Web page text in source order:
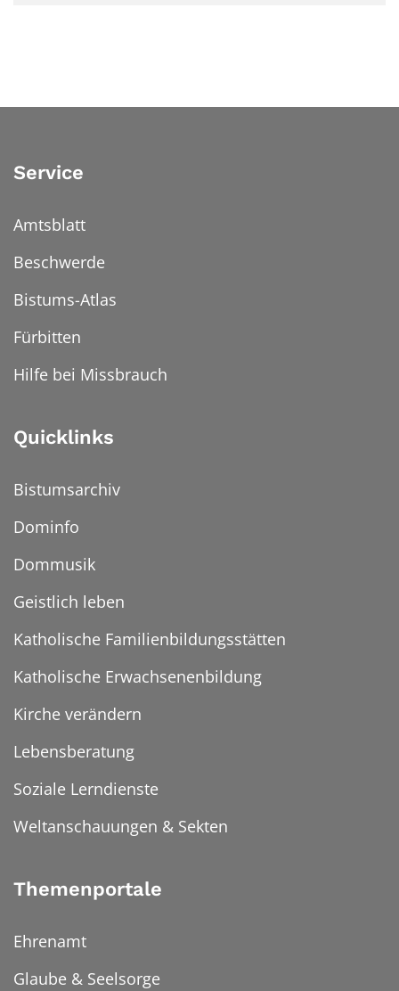
Service
Amtsblatt
Beschwerde
Bistums-Atlas
Fürbitten
Hilfe bei Missbrauch
Quicklinks
Bistumsarchiv
Dominfo
Dommusik
Geistlich leben
Katholische Familienbildungsstätten
Katholische Erwachsenenbildung
Kirche verändern
Lebensberatung
Soziale Lerndienste
Weltanschauungen & Sekten
Themenportale
Ehrenamt
Glaube & Seelsorge